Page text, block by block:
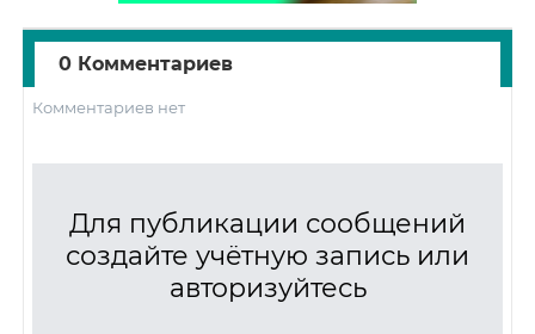
0 Комментариев
Комментариев нет
Для публикации сообщений
создайте учётную запись или
авторизуйтесь